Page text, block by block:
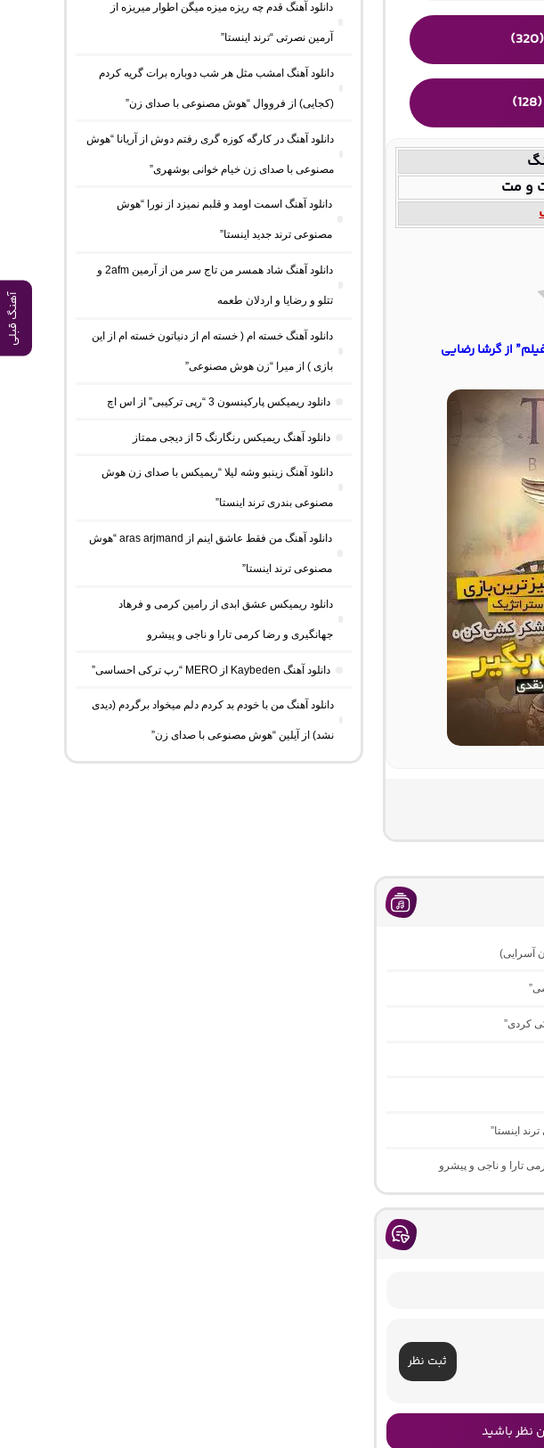
آهنگ قبلی
و مت
از گرشا رضایی
کردی”
اینستا”
تارا و ناجی و پیشرو
ثبت نظر
نظر باشید
دانلود آهنگ ﻗﺪم ﭼﻪ رﻳﺰه ﻣﻴﺰه ﻣﻴﮕﻦ اﻃﻮار ﻣﻴﺮﻳﺰه از
آرمین نصرتی “ترند اینستا”
دانلود آهنگ امشب مثل هر شب دوباره برات گریه کردم
(کجایی) از فرووال “هوش مصنوعی با صدای زن”
دانلود آهنگ در کارگه کوزه گری رفتم دوش از آریانا “هوش
مصنوعی با صدای زن خیام خوانی بوشهری”
دانلود آهنگ اسمت اومد و قلبم نمیزد از نورا “هوش
مصنوعی ترند جدید اینستا”
دانلود آهنگ شاد همسر من تاج سر من از آرمین 2afm و
تتلو و رضایا و اردلان طعمه
دانلود آهنگ خسته ام ( خسته ام از دنیاتون خسته ام از این
بازی ) از میرا “زن هوش مصنوعی”
دانلود ریمیکس پارکینسون 3 “رپی ترکیبی” از اس اچ
دانلود آهنگ ریمیکس رنگارنگ 5 از دیجی ممتاز
دانلود آهنگ زینبو وشه لیلا “ریمیکس با صدای زن هوش
مصنوعی بندری ترند اینستا”
دانلود آهنگ من فقط عاشق اینم از aras arjmand “هوش
مصنوعی ترند اینستا”
دانلود ریمیکس عشق ابدی از رامین کرمی و فرهاد
جهانگیری و رضا کرمی تارا و ناجی و پیشرو
دانلود آهنگ Kaybeden از MERO “رپ ترکی احساسی”
دانلود آهنگ من با خودم بد کردم دلم میخواد برگردم (دیدی
نشد) از آیلین “هوش مصنوعی با صدای زن”